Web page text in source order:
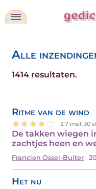
Alle
1414 resultaten.
Ritme van de wind
3.7 met 30
De takken wiegen
zachtjes heen en
Francien Ossel-Buiter
Het nu